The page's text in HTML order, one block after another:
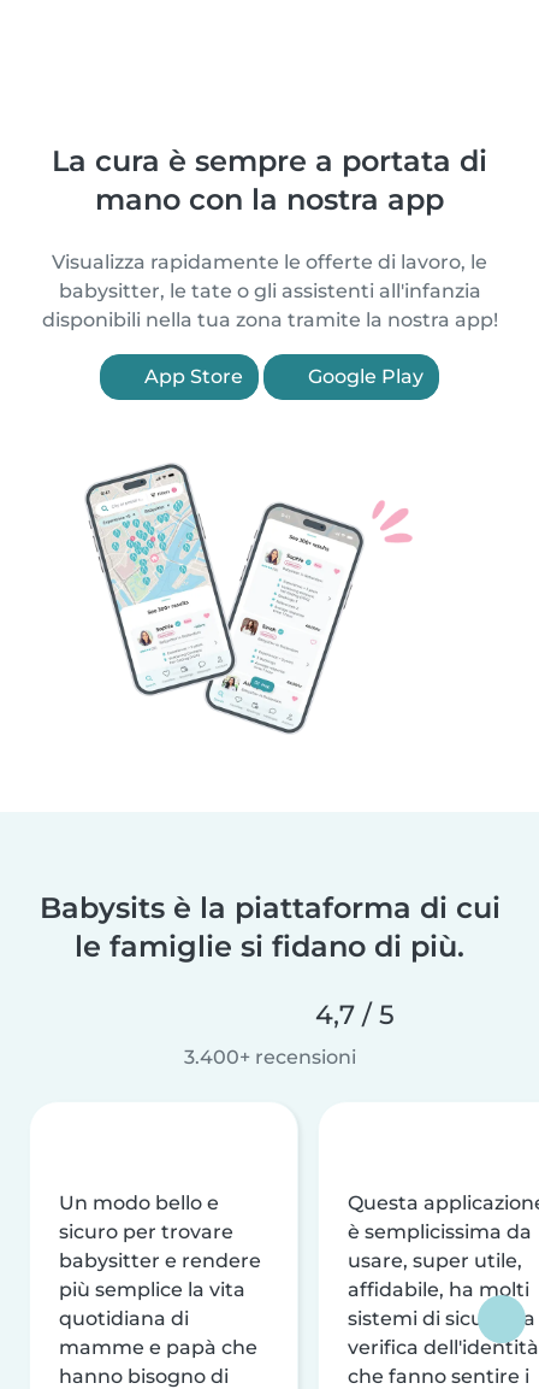
La cura è sempre a portata di
mano con la nostra app
Visualizza rapidamente le offerte di lavoro, le
babysitter, le tate o gli assistenti all'infanzia
disponibili nella tua zona tramite la nostra app!
App Store Google Play
Babysits è la piattaforma di cui
le famiglie si fidano di più.
4,7 / 5
3.400+ recensioni
Un modo bello e
sicuro per trovare
babysitter e rendere
più semplice la vita
quotidiana di
mamme e papà che
hanno bisogno di
Questa
è semplicissima da
usare, super utile,
affidabile, ha molti
sistemi di sicurezza
verifica dell'identità
che fanno sentire i